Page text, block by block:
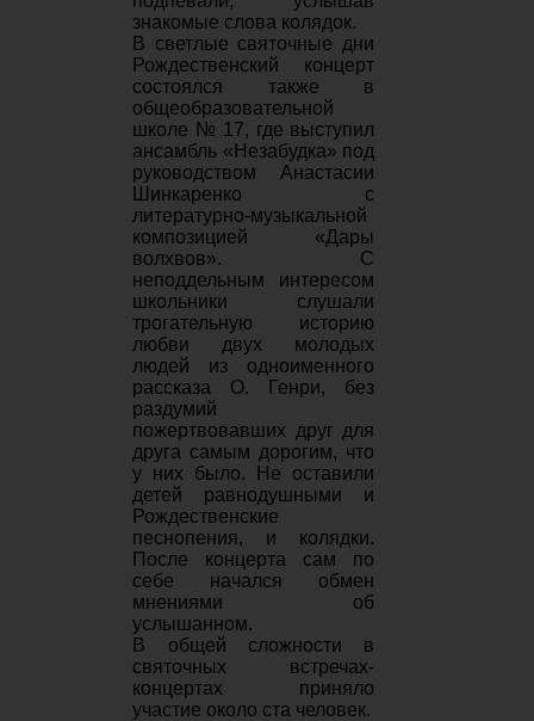
знакомые слова колядок.
В светлые святочные дни
Рождественский концерт
состоялся также в
общеобразовательной
школе № 17, где выступил
ансамбль «Незабудка» под
руководством Анастасии
Шинкаренко с
литературно-музыкальной
композицией «Дары
волхвов». С
неподдельным интересом
школьники слушали
трогательную историю
любви двух молодых
людей из одноименного
рассказа О. Генри, без
раздумий
пожертвовавших друг для
друга самым дорогим, что
у них было. Не оставили
детей равнодушными и
Рождественские
песнопения, и колядки.
После концерта сам по
себе начался обмен
мнениями об
услышанном.
В общей сложности в
святочных встречах-
концертах приняло
участие около ста человек.